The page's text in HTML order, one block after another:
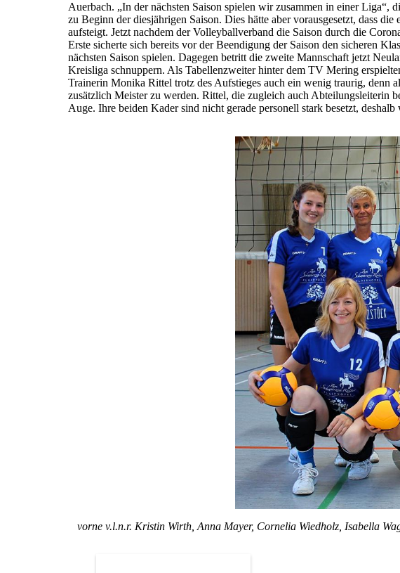
Auerbach. „In der nächsten Saison spielen wir zusammen in einer
zu Beginn der diesjährigen Saison. Dies hätte aber vorausgesetzt, dass
aufsteigt. Jetzt nachdem der Volleyballverband die Saison durch die
Erste sicherte sich bereits vor der Beendigung der Saison den sicheren
nächsten Saison spielen. Dagegen betritt die zweite Mannschaft jetzt
Kreisliga schnuppern. Als Tabellenzweiter hinter dem TV Mering
Trainerin Monika Rittel trotz des Aufstieges auch ein wenig traurig, denn
zusätzlich Meister zu werden. Rittel, die zugleich auch Abteilungsleiterin
Auge. Ihre beiden Kader sind nicht gerade personell stark besetzt,
vorne v.l.n.r. Kristin Wirth, Anna Mayer, Cornelia Wiedholz, Isabella